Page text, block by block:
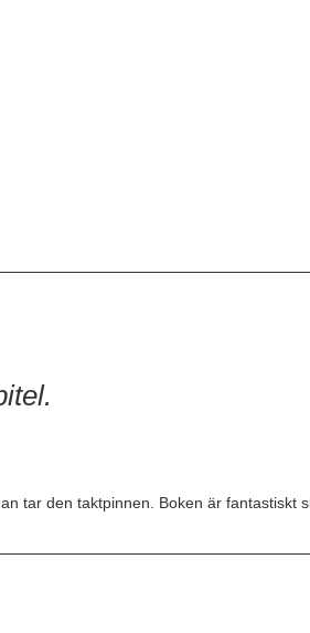
tar den taktpinnen. Boken är fantastiskt